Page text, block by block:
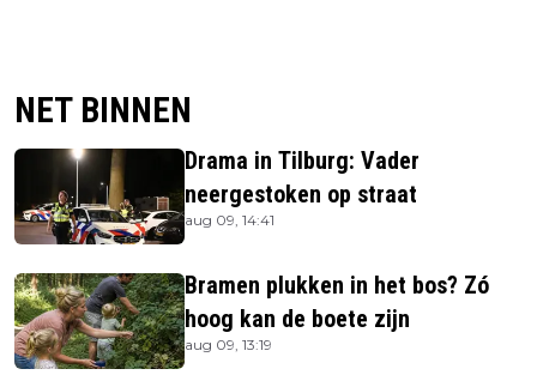
NET BINNEN
Drama in Tilburg: Vader
neergestoken op straat
aug 09, 14:41
Bramen plukken in het bos? Zó
hoog kan de boete zijn
aug 09, 13:19